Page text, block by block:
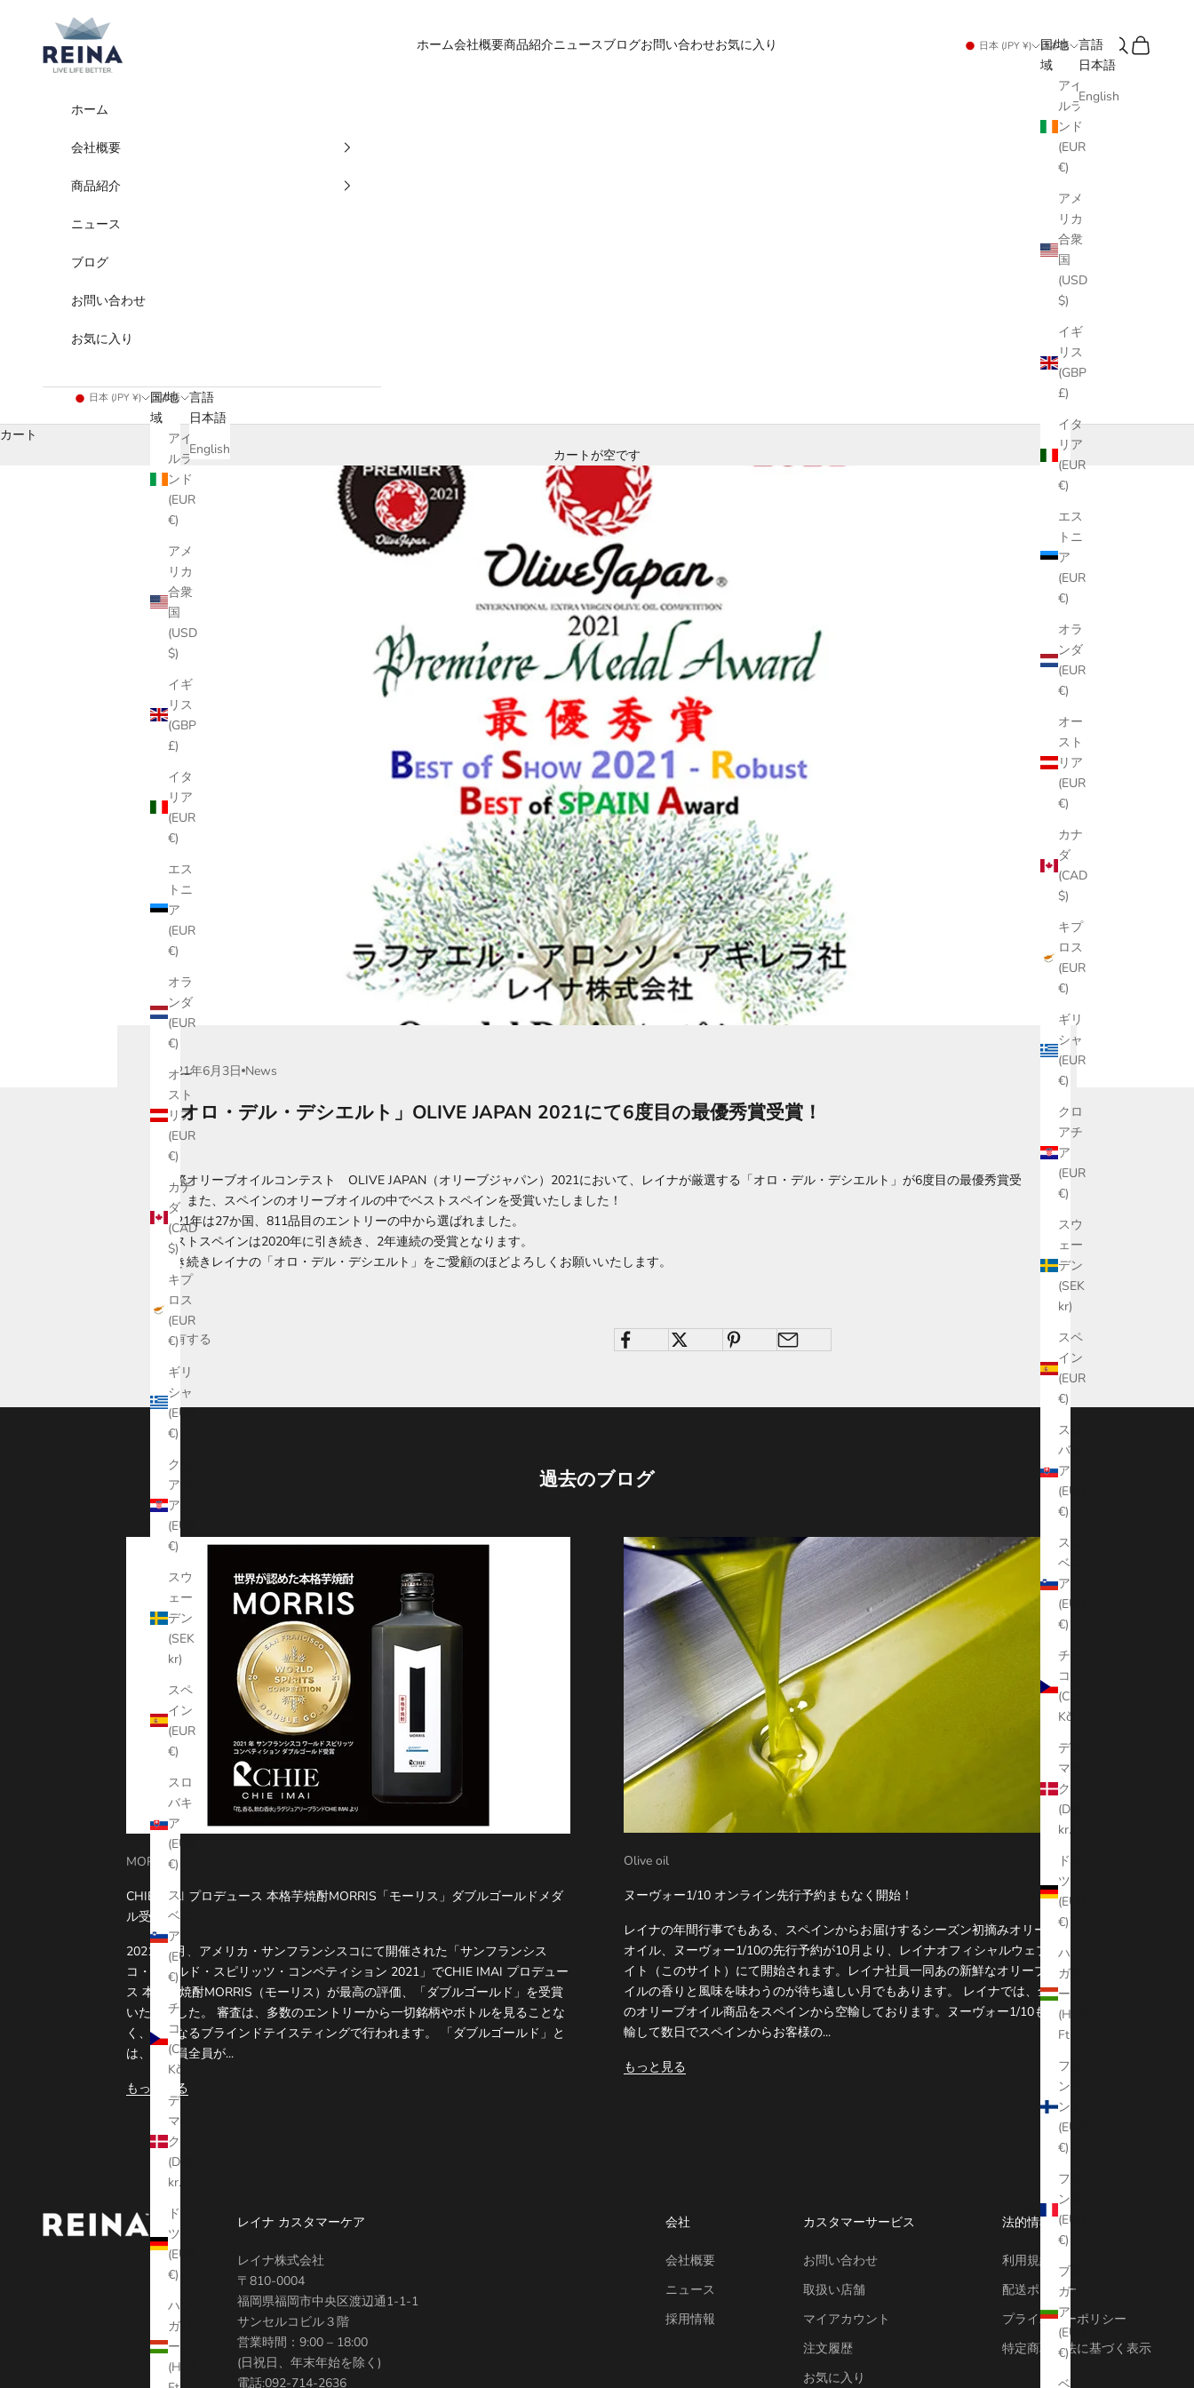
REINA
ホーム会社概要商品紹介ニュースブログお問い合わせお気に入り 日本 (JPY ¥)
国/地
域
アイ
ルラ
ンド
(EUR
€)
アメ
リカ
合衆
国
(USD
$)
イギ
リス
(GBP
£)
イタ
リア
(EUR
€)
エス
トニ
ア
(EUR
€)
オラ
ンダ
(EUR
€)
オー
スト
リア
(EUR
€)
カナ
ダ
(CAD
$)
キプ
ロス
(EUR
€)
ギリ
シャ
(EUR
€)
クロ
アチ
ア
(EUR
€)
スウ
ェー
デン
(SEK
kr)
スペ
イン
(EUR
€)
スロ
バキ
ア
(EUR
€)
スロ
ベニ
ア
(EUR
€)
チェ
コ
(CZK
Kč)
デン
マー
ク
(DKK
kr.)
ドイ
ツ
(EUR
€)
ハン
ガリ
ー
(HUF
Ft)
フィ
ンラ
ンド
(EUR
€)
フラ
ンス
(EUR
€)
ブル
ガリ
ア
(EUR
€)
ベル
日本語
言語
日本語
English
検索カート
ホーム
会社概要
商品紹介
ニュース
ブログ
お問い合わせ
お気に入り
日本 (JPY ¥)
国/地
域
アイ
ルラ
ンド
(EUR
€)
アメ
リカ
合衆
国
(USD
$)
イギ
リス
(GBP
£)
イタ
リア
(EUR
€)
エス
トニ
ア
(EUR
€)
オラ
ンダ
(EUR
€)
オー
スト
リア
(EUR
€)
カナ
ダ
(CAD
$)
キプ
ロス
(EUR
€)
ギリ
シャ
(EUR
€)
クロ
アチ
ア
(EUR
€)
スウ
ェー
デン
(SEK
kr)
スペ
イン
(EUR
€)
スロ
バキ
ア
(EUR
€)
スロ
ベニ
ア
(EUR
€)
チェ
コ
(CZK
Kč)
デン
マー
ク
(DKK
kr.)
ドイ
ツ
(EUR
€)
ハン
ガリ
ー
(HUF
日本語
言語
日本語
English
カート
カートが空です
2021年6月3日 News
「オロ・デル・デシエルト」OLIVE JAPAN 2021にて6度目の最優秀賞受賞！
国際オリーブオイルコンテスト OLIVE JAPAN（オリーブジャパン）2021において、レイナが厳選する「オロ・デル・デシエルト」が6度目の最優秀賞受
賞、また、スペインのオリーブオイルの中でベストスペインを受賞いたしました！
2021年は27か国、811品目のエントリーの中から選ばれました。
ベストスペインは2020年に引き続き、2年連続の受賞となります。
引き続きレイナの「オロ・デル・デシエルト」をご愛顧のほどよろしくお願いいたします。
共有する
過去のブログ
MORRIS
CHIE IMAI プロデュース 本格芋焼酎MORRIS「モーリス」ダブルゴールドメダ
ル受賞！
2021年4月、アメリカ・サンフランシスコにて開催された「サンフランシス
コ・ワールド・スピリッツ・コンペティション 2021」でCHIE IMAI プロデュー
ス 本格芋焼酎MORRIS（モーリス）が最高の評価、「ダブルゴールド」を受賞
いたしました。 審査は、多数のエントリーから一切銘柄やボトルを見ることな
く、完全なるブラインドテイスティングで行われます。 「ダブルゴールド」と
は、審査員全員が...
もっと見る
Olive oil
ヌーヴォー1/10 オンライン先行予約まもなく開始！
レイナの年間行事でもある、スペインからお届けするシーズン初摘みオリーブ
オイル、ヌーヴォー1/10の先行予約が10月より、レイナオフィシャルウェブサ
イト（このサイト）にて開始されます。レイナ社員一同あの新鮮なオリーブオ
イルの香りと風味を味わうのが待ち遠しい月でもあります。 レイナでは、全て
のオリーブオイル商品をスペインから空輸しております。ヌーヴォー1/10も空
輸して数日でスペインからお客様の...
もっと見る
レイナ カスタマーケア
レイナ株式会社
〒810-0004
福岡県福岡市中央区渡辺通1-1-1
サンセルコビル３階
営業時間：9:00 – 18:00
(日祝日、年末年始を除く)
電話:092-714-2636
会社
会社概要
ニュース
採用情報
カスタマーサービス
お問い合わせ
取扱い店舗
マイアカウント
注文履歴
お気に入り
法的情報
利用規約
配送ポリシー
プライバシーポリシー
特定商取引法に基づく表示